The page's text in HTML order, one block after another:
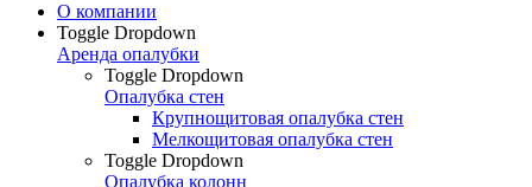
О компании
Toggle Dropdown
Аренда опалубки
Toggle Dropdown
Опалубка стен
Крупнощитовая опалубка стен
Мелкощитовая опалубка стен
Toggle Dropdown
Опалубка колонн